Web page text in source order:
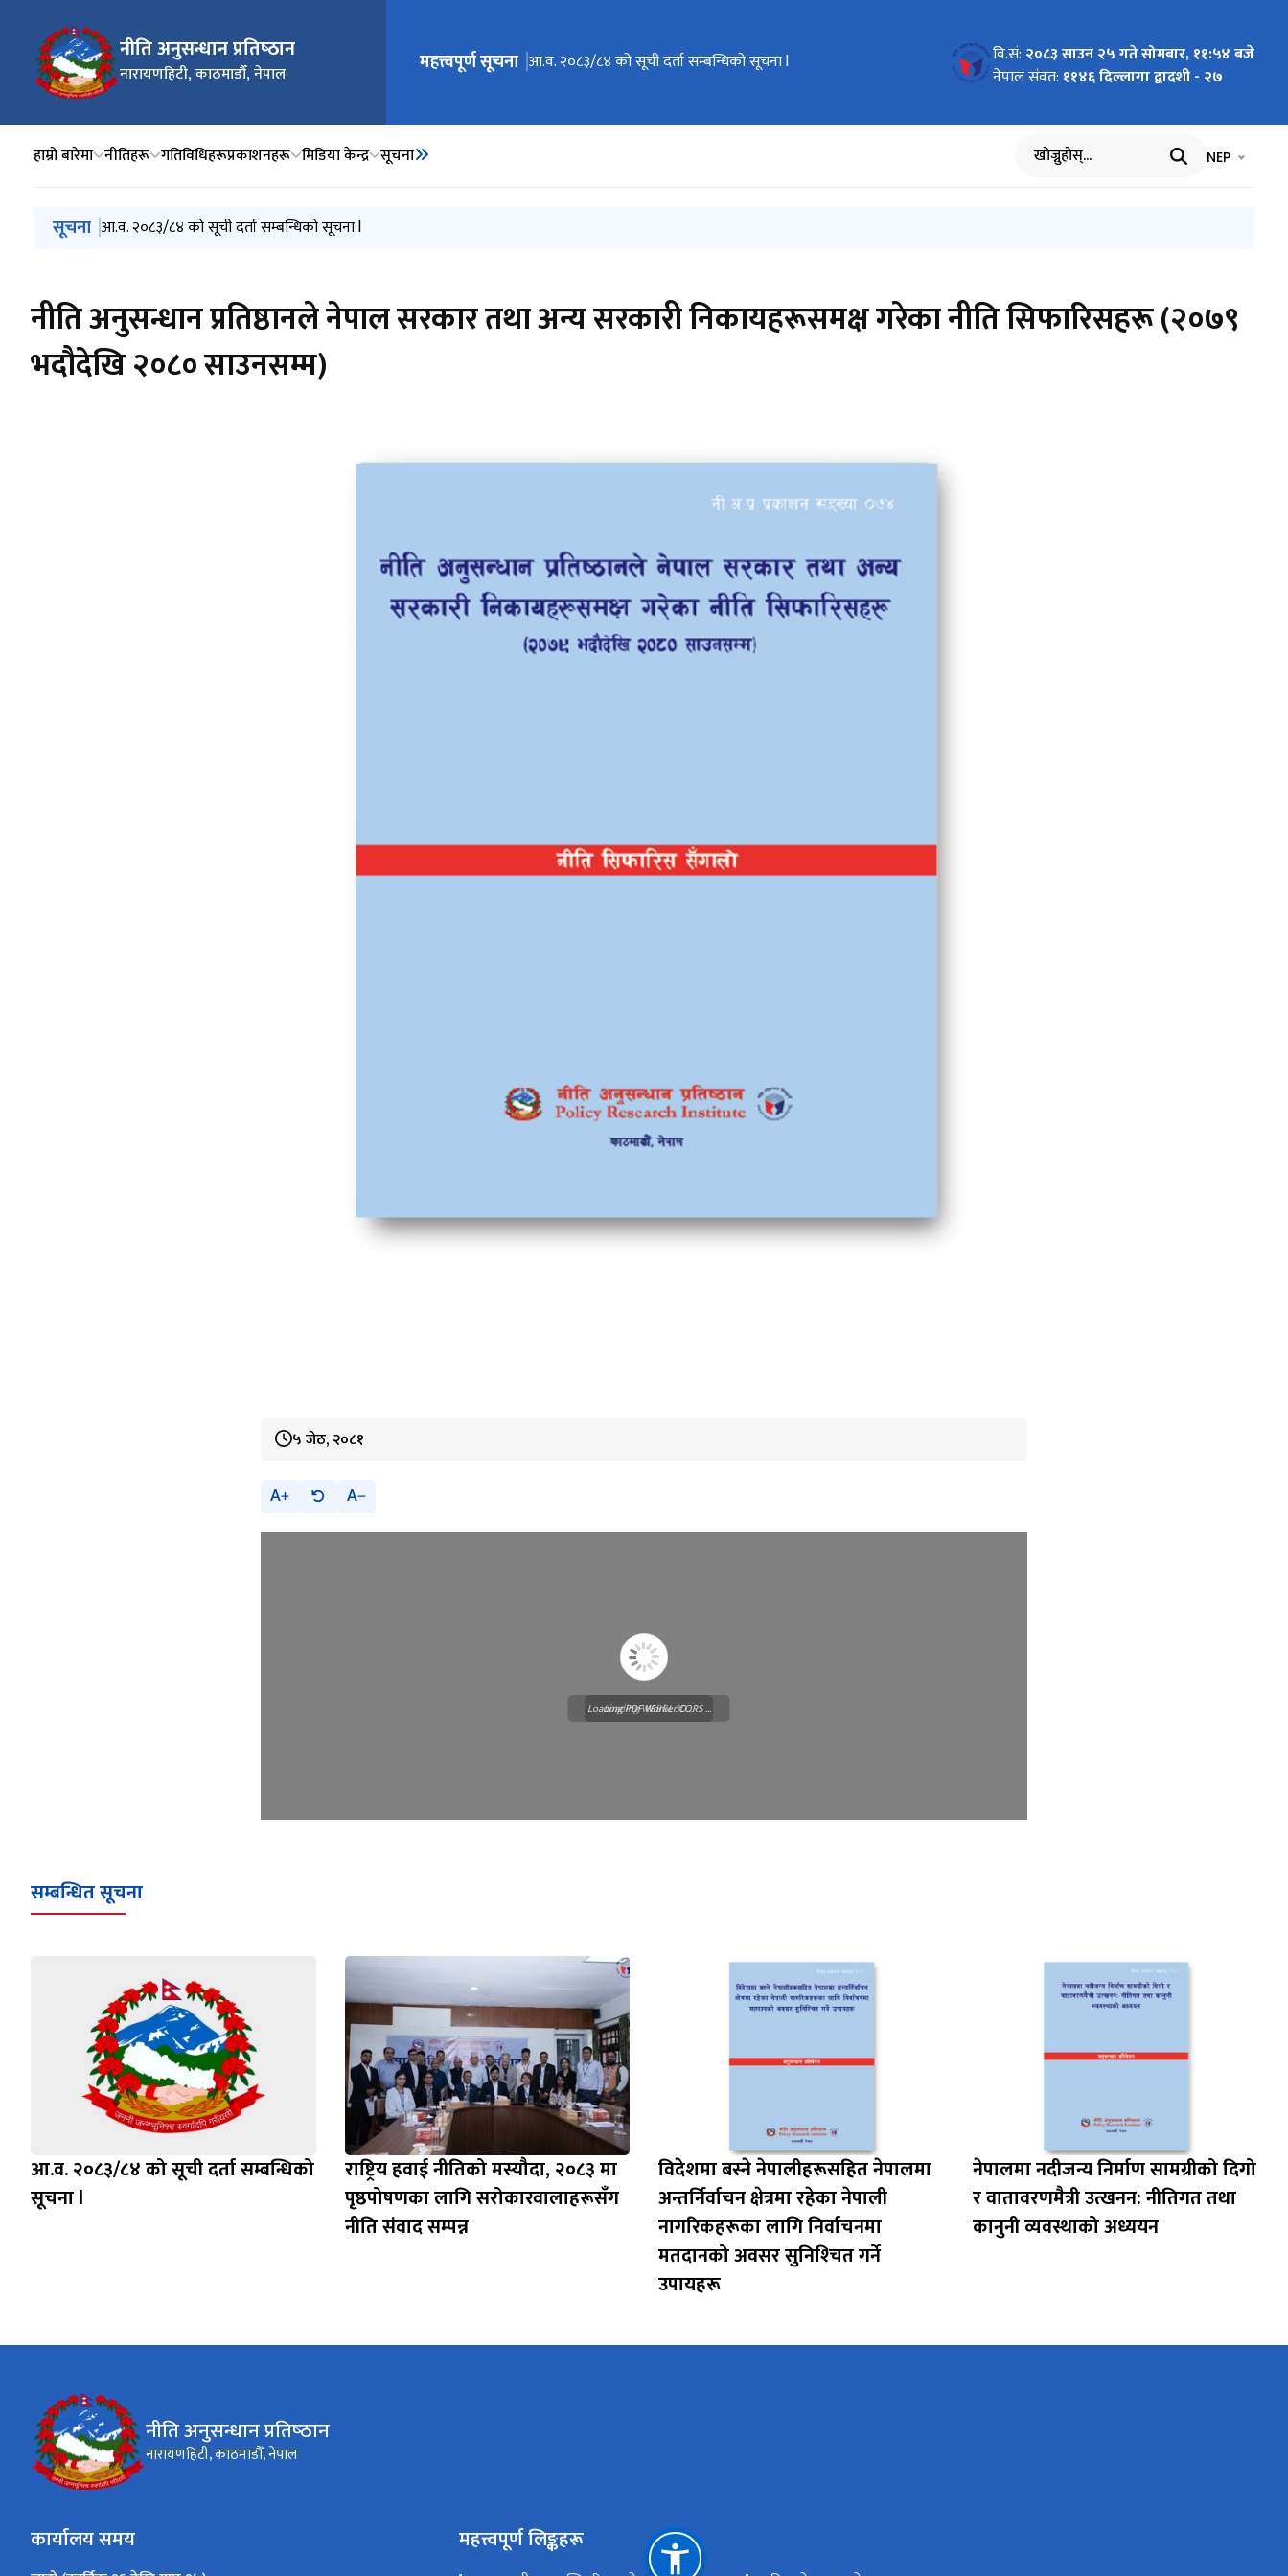
नीति अनुसन्धान प्रतिष्‍ठान
नारायणहिटी, काठमाडौँ, नेपाल
मुख्य नेभिगेसनमा जानुहोस्
महत्त्वपूर्ण सूचना आ.व. २०८३/८४ को सूची दर्ता सम्बन्धिको सूचना l वि.सं: २०८३ साउन २५ गते सोमबार, ११:५४ बजे
नेपाल संवत: ११४६ दिल्लागा द्वादशी - २७
हाम्रो बारेमा नीतिहरू गतिविधिहरूप्रकाशनहरू मिडिया केन्द्र सूचना खोज्नुहोस् भाषा चयन
NEP
मुख्य नेभिगेसनमा जानुहोस्
सूचना आ.व. २०८३/८४ को सूची दर्ता सम्बन्धिको सूचना l
नीति अनुसन्धान प्रतिष्ठानले नेपाल सरकार तथा अन्य सरकारी निकायहरूसमक्ष गरेका नीति सिफारिसहरू (२०७९
भदौदेखि २०८० साउनसम्म)
५ जेठ, २०८१
A A
Loading WEBGL 3D ...
Loading PDF Worker CORS ...
सम्बन्धित सूचना
आ.व. २०८३/८४ को सूची दर्ता सम्बन्धिको
सूचना l
राष्ट्रिय हवाई नीतिको मस्यौदा, २०८३ मा
पृष्ठपोषणका लागि सरोकारवालाहरूसँग
नीति संवाद सम्पन्न
विदेशमा बस्‍ने नेपालीहरूसहित नेपालमा
अन्तर्निर्वाचन क्षेत्रमा रहेका नेपाली
नागरिकहरूका लागि निर्वाचनमा
मतदानको अवसर सुनिश्‍चित गर्ने
उपायहरू
नेपालमा नदीजन्य निर्माण सामग्रीको दिगो
र वातावरणमैत्री उत्खनन: नीतिगत तथा
कानुनी व्यवस्थाको अध्ययन
नीति अनुसन्धान प्रतिष्‍ठान
नारायणहिटी, काठमाडौँ, नेपाल
कार्यालय समय महत्त्वपूर्ण लिङ्कहरू